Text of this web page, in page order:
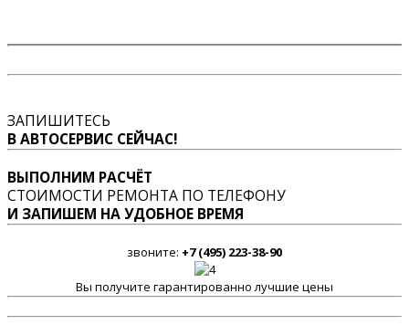
ЗАПИШИТЕСЬ
В АВТОСЕРВИС СЕЙЧАС!
ВЫПОЛНИМ РАСЧЁТ
СТОИМОСТИ РЕМОНТА ПО ТЕЛЕФОНУ
И ЗАПИШЕМ НА УДОБНОЕ ВРЕМЯ
звоните: +7 (495) 223-38-90
Вы получите гарантированно лучшие цены